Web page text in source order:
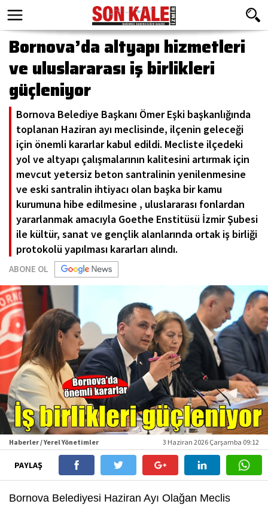
Bornova’da altyapı hizmetleri
ve uluslararası iş birlikleri
güçleniyor
Bornova Belediye Başkanı Ömer Eşki başkanlığında
toplanan Haziran ayı meclisinde, ilçenin geleceği
için önemli kararlar kabul edildi. Mecliste ilçedeki
yol ve altyapı çalışmalarının kalitesini artırmak için
mevcut yetersiz beton santralinin yenilenmesine
ve eski santralin ihtiyacı olan başka bir kamu
kurumuna hibe edilmesine , uluslararası fonlardan
yararlanmak amacıyla Goethe Enstitüsü İzmir Şubesi
ile kültür, sanat ve gençlik alanlarında ortak iş birliği
protokolü yapılması kararları alındı.
ABONE OL
Haberler / Yerel Yönetimler 3 Haziran 2026 Çarşamba 09:12
PAYLAŞ
Bornova Belediyesi Haziran Ayı Olağan Meclis